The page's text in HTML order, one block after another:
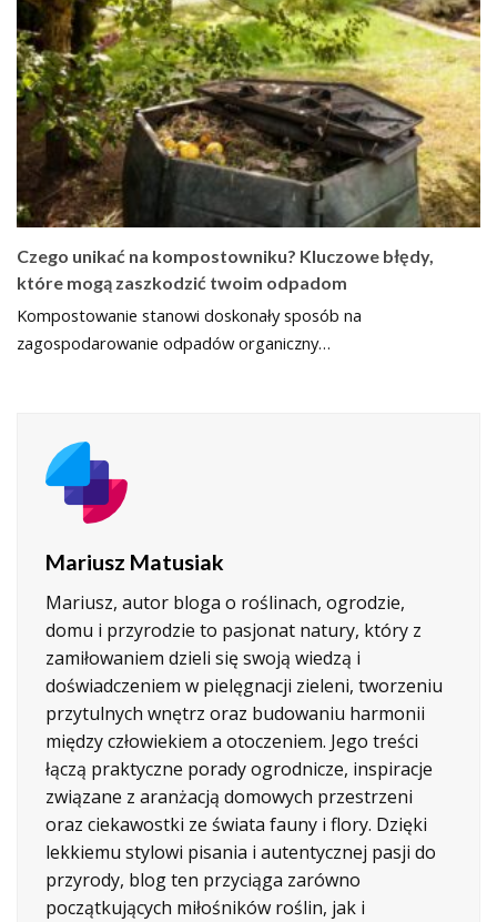
Czego unikać na kompostowniku? Kluczowe błędy,
które mogą zaszkodzić twoim odpadom
Kompostowanie stanowi doskonały sposób na
zagospodarowanie odpadów organiczny…
Mariusz Matusiak
Mariusz, autor bloga o roślinach, ogrodzie,
domu i przyrodzie to pasjonat natury, który z
zamiłowaniem dzieli się swoją wiedzą i
doświadczeniem w pielęgnacji zieleni, tworzeniu
przytulnych wnętrz oraz budowaniu harmonii
między człowiekiem a otoczeniem. Jego treści
łączą praktyczne porady ogrodnicze, inspiracje
związane z aranżacją domowych przestrzeni
oraz ciekawostki ze świata fauny i flory. Dzięki
lekkiemu stylowi pisania i autentycznej pasji do
przyrody, blog ten przyciąga zarówno
początkujących miłośników roślin, jak i